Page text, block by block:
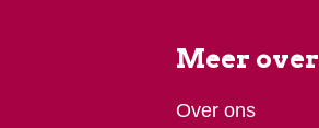
Meer over
Over ons